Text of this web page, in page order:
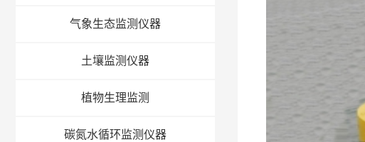
气象生态监测仪器
土壤监测仪器
植物生理监测
碳氮水循环监测仪器